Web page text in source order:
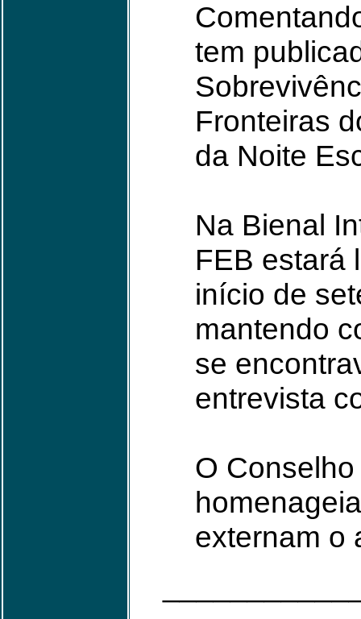
tem
Fronteiras
da Noite
Na Bienal
FEB estará
início de
mantendo
se
entrevista
O
externam o